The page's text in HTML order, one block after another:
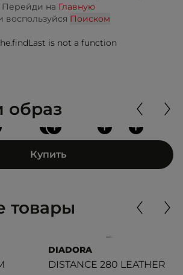
Перейди на Главную
воспользуйся Поиском
is not a function
образ
+
++ +
Купить
товары
DIADORA
DISTANCE 280 LEATHER